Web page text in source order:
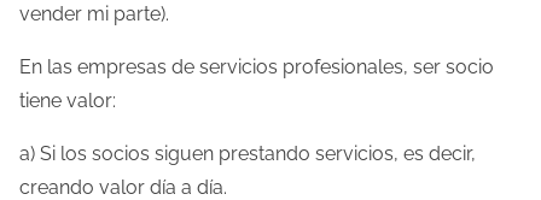
vender mi parte).
En las empresas de servicios profesionales, ser socio
tiene valor:
a) Si los socios siguen prestando servicios, es decir,
creando valor día a día.